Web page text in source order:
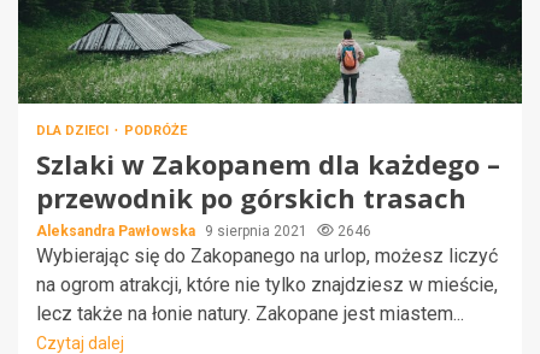
DLA DZIECI PODRÓŻE
Szlaki w Zakopanem dla każdego –
przewodnik po górskich trasach
Aleksandra Pawłowska 9 sierpnia 2021 2646
Wybierając się do Zakopanego na urlop, możesz liczyć
na ogrom atrakcji, które nie tylko znajdziesz w mieście,
lecz także na łonie natury. Zakopane jest miastem...
Czytaj dalej